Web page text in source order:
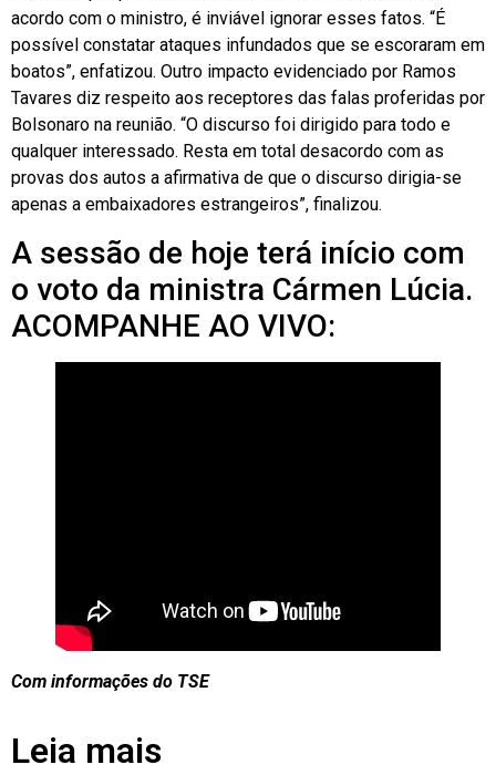
acordo com o ministro, é inviável ignorar esses fatos. “É
possível constatar ataques infundados que se escoraram em
boatos”, enfatizou. Outro impacto evidenciado por Ramos
Tavares diz respeito aos receptores das falas proferidas por
Bolsonaro na reunião. “O discurso foi dirigido para todo e
qualquer interessado. Resta em total desacordo com as
provas dos autos a afirmativa de que o discurso dirigia-se
apenas a embaixadores estrangeiros”, finalizou.
A sessão de hoje terá início com
o voto da ministra Cármen Lúcia.
ACOMPANHE AO VIVO:
Com informações do TSE
Leia mais